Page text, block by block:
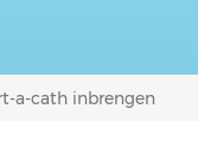
a-cath inbrengen